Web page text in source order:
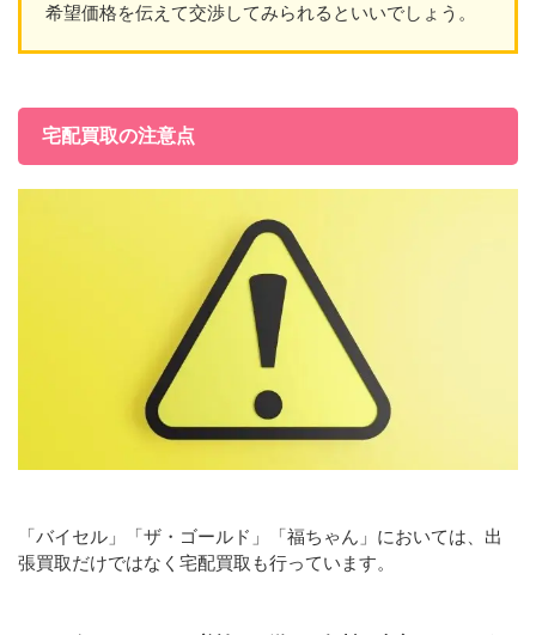
希望価格を伝えて交渉してみられるといいでしょう。
宅配買取の注意点
「バイセル」「ザ・ゴールド」「福ちゃん」においては、出
張買取だけではなく宅配買取も行っています。